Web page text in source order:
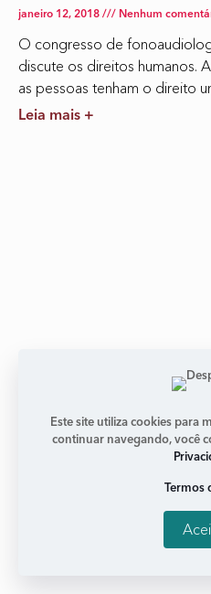
janeiro 12, 2018 Nenhum
O congresso de
discute os direitos humanos.
as pessoas tenham o direito
Leia mais +
Expert 2018 – XP
Dra. Leny Kyrillos participou
Jung no Expert 2018, evento
Investimentos. Leny e Milton
Este site utiliza cookies para
continuar navegando, você
Termos